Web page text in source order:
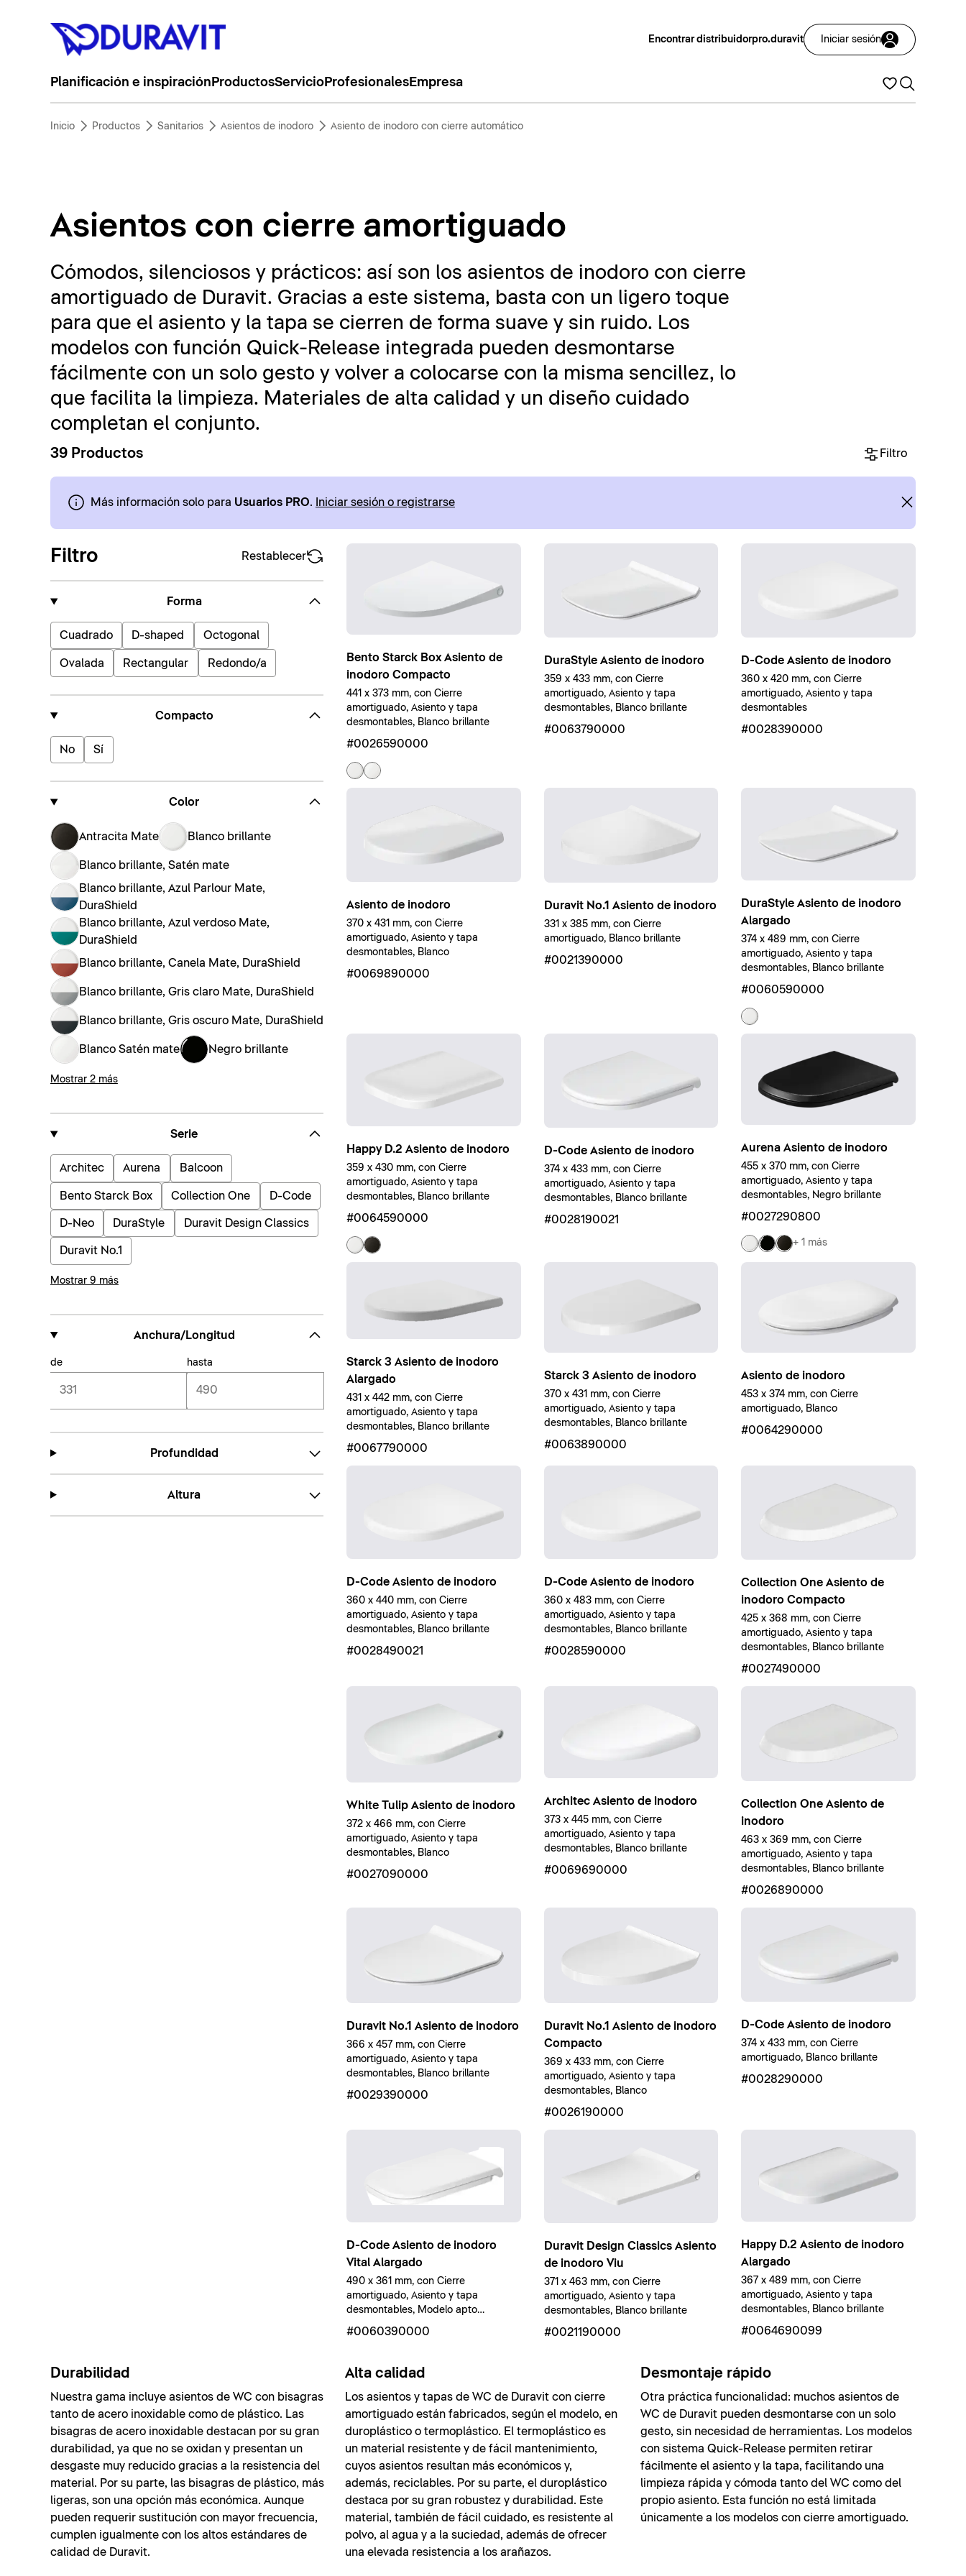
Encontrar distribuidorpro.duravit Iniciar sesión
Planificación e inspiración ProductosServicioProfesionalesEmpresa
Inicio Productos Sanitarios Asientos de inodoro Asiento de inodoro con cierre automático
Asientos con cierre amortiguado
Cómodos, silenciosos y prácticos: así son los asientos de inodoro con cierre
amortiguado de Duravit. Gracias a este sistema, basta con un ligero toque
para que el asiento y la tapa se cierren de forma suave y sin ruido. Los
modelos con función Quick-Release integrada pueden desmontarse
fácilmente con un solo gesto y volver a colocarse con la misma sencillez, lo
que facilita la limpieza. Materiales de alta calidad y un diseño cuidado
completan el conjunto.
39 Productos Filtro
Más información solo para Usuarios PRO. Iniciar sesión o registrarse
Filtro Restablecer
Forma
Cuadrado D-shaped Octogonal
Ovalada Rectangular Redondo/a
Compacto
No Sí
Color
Antracita Mate Blanco brillante
Blanco brillante, Satén mate
Blanco brillante, Azul Parlour Mate,
DuraShield
Blanco brillante, Azul verdoso Mate,
DuraShield
Blanco brillante, Canela Mate, DuraShield
Blanco brillante, Gris claro Mate, DuraShield
Blanco brillante, Gris oscuro Mate, DuraShield
Blanco Satén mate Negro brillante
Mostrar 2 más
Serie
Architec Aurena Balcoon
Bento Starck Box Collection One D-Code
D-Neo DuraStyle Duravit Design Classics
Duravit No.1
Mostrar 9 más
Anchura/Longitud
de hasta
Profundidad
Altura
Bento Starck Box Asiento de
inodoro Compacto
441 x 373 mm, con Cierre
amortiguado, Asiento y tapa
desmontables, Blanco brillante
#0026590000
DuraStyle Asiento de inodoro
359 x 433 mm, con Cierre
amortiguado, Asiento y tapa
desmontables, Blanco brillante
#0063790000
D-Code Asiento de inodoro
360 x 420 mm, con Cierre
amortiguado, Asiento y tapa
desmontables
#0028390000
Asiento de inodoro
370 x 431 mm, con Cierre
amortiguado, Asiento y tapa
desmontables, Blanco
#0069890000
Duravit No.1 Asiento de inodoro
331 x 385 mm, con Cierre
amortiguado, Blanco brillante
#0021390000
DuraStyle Asiento de inodoro
Alargado
374 x 489 mm, con Cierre
amortiguado, Asiento y tapa
desmontables, Blanco brillante
#0060590000
Happy D.2 Asiento de inodoro
359 x 430 mm, con Cierre
amortiguado, Asiento y tapa
desmontables, Blanco brillante
#0064590000
D-Code Asiento de inodoro
374 x 433 mm, con Cierre
amortiguado, Asiento y tapa
desmontables, Blanco brillante
#0028190021
Aurena Asiento de inodoro
455 x 370 mm, con Cierre
amortiguado, Asiento y tapa
desmontables, Negro brillante
#0027290800
+ 1 más
Starck 3 Asiento de inodoro
Alargado
431 x 442 mm, con Cierre
amortiguado, Asiento y tapa
desmontables, Blanco brillante
#0067790000
Starck 3 Asiento de inodoro
370 x 431 mm, con Cierre
amortiguado, Asiento y tapa
desmontables, Blanco brillante
#0063890000
Asiento de inodoro
453 x 374 mm, con Cierre
amortiguado, Blanco
#0064290000
D-Code Asiento de inodoro
360 x 440 mm, con Cierre
amortiguado, Asiento y tapa
desmontables, Blanco brillante
#0028490021
D-Code Asiento de inodoro
360 x 483 mm, con Cierre
amortiguado, Asiento y tapa
desmontables, Blanco brillante
#0028590000
Collection One Asiento de
inodoro Compacto
425 x 368 mm, con Cierre
amortiguado, Asiento y tapa
desmontables, Blanco brillante
#0027490000
White Tulip Asiento de inodoro
372 x 466 mm, con Cierre
amortiguado, Asiento y tapa
desmontables, Blanco
#0027090000
Architec Asiento de inodoro
373 x 445 mm, con Cierre
amortiguado, Asiento y tapa
desmontables, Blanco brillante
#0069690000
Collection One Asiento de
inodoro
463 x 369 mm, con Cierre
amortiguado, Asiento y tapa
desmontables, Blanco brillante
#0026890000
Duravit No.1 Asiento de inodoro
366 x 457 mm, con Cierre
amortiguado, Asiento y tapa
desmontables, Blanco brillante
#0029390000
Duravit No.1 Asiento de inodoro
Compacto
369 x 433 mm, con Cierre
amortiguado, Asiento y tapa
desmontables, Blanco
#0026190000
D-Code Asiento de inodoro
374 x 433 mm, con Cierre
amortiguado, Blanco brillante
#0028290000
D-Code Asiento de inodoro
Vital Alargado
490 x 361 mm, con Cierre
amortiguado, Asiento y tapa
desmontables, Modelo apto
movilidad reducida, Blanco brillante
#0060390000
Duravit Design Classics Asiento
de inodoro Viu
371 x 463 mm, con Cierre
amortiguado, Asiento y tapa
desmontables, Blanco brillante
#0021190000
Happy D.2 Asiento de inodoro
Alargado
367 x 489 mm, con Cierre
amortiguado, Asiento y tapa
desmontables, Blanco brillante
#0064690099
Durabilidad
Nuestra gama incluye asientos de WC con bisagras
tanto de acero inoxidable como de plástico. Las
bisagras de acero inoxidable destacan por su gran
durabilidad, ya que no se oxidan y presentan un
desgaste muy reducido gracias a la resistencia del
material. Por su parte, las bisagras de plástico, más
ligeras, son una opción más económica. Aunque
pueden requerir sustitución con mayor frecuencia,
cumplen igualmente con los altos estándares de
calidad de Duravit.
Alta calidad
Los asientos y tapas de WC de Duravit con cierre
amortiguado están fabricados, según el modelo, en
duroplástico o termoplástico. El termoplástico es
un material resistente y de fácil mantenimiento,
cuyos asientos resultan más económicos y,
además, reciclables. Por su parte, el duroplástico
destaca por su gran robustez y durabilidad. Este
material, también de fácil cuidado, es resistente al
polvo, al agua y a la suciedad, además de ofrecer
una elevada resistencia a los arañazos.
Desmontaje rápido
Otra práctica funcionalidad: muchos asientos de
WC de Duravit pueden desmontarse con un solo
gesto, sin necesidad de herramientas. Los modelos
con sistema Quick-Release permiten retirar
fácilmente el asiento y la tapa, facilitando una
limpieza rápida y cómoda tanto del WC como del
propio asiento. Esta función no está limitada
únicamente a los modelos con cierre amortiguado.